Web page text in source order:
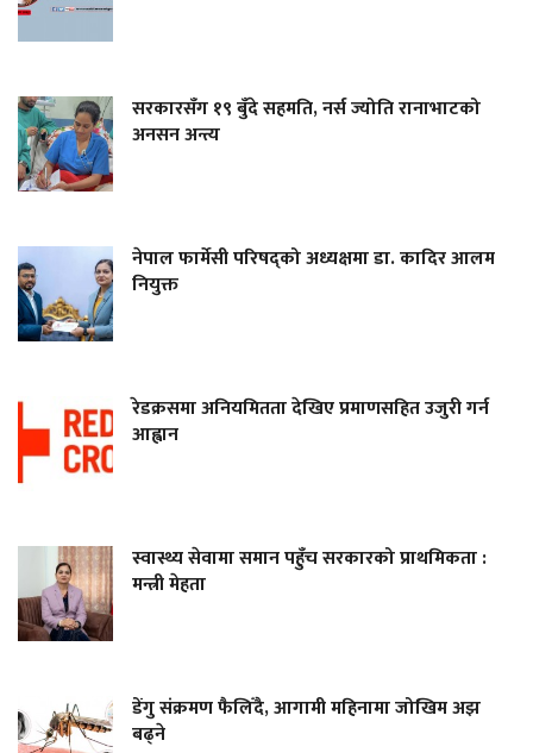
सरकारसँग १९ बुँदे सहमति, नर्स ज्योति रानाभाटको
अनसन अन्त्य
नेपाल फार्मेसी परिषद्को अध्यक्षमा डा. कादिर आलम
नियुक्त
रेडक्रसमा अनियमितता देखिए प्रमाणसहित उजुरी गर्न
आह्वान
स्वास्थ्य सेवामा समान पहुँच सरकारको प्राथमिकता :
मन्त्री मेहता
डेंगु संक्रमण फैलिँदै, आगामी महिनामा जोखिम अझ
बढ्ने